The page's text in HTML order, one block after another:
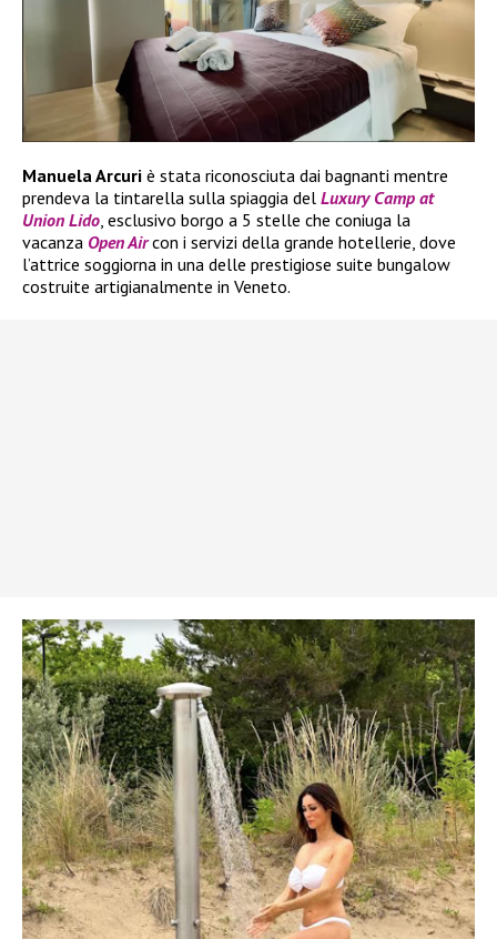
Manuela Arcuri è stata riconosciuta dai bagnanti mentre
prendeva la tintarella sulla spiaggia del Luxury Camp at
Union Lido, esclusivo borgo a 5 stelle che coniuga la
vacanza Open Aircon i servizi della grande hotellerie, dove
l’attrice soggiorna in una delle prestigiose suite bungalow
costruite artigianalmente in Veneto.